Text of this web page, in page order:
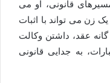
قانونی، او می
زن می تواند با اثبات
عقد، داشتن وکالت
به جدایی قانونی